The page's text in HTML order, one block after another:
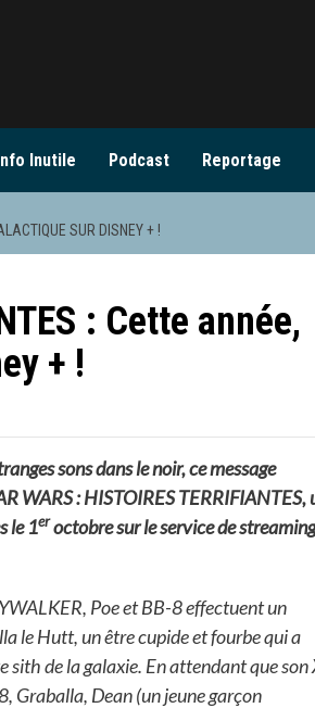
Inutile Podcast Reportage
SUR DISNEY + !
: Cette année,
+ !
sons dans le noir, ce message
WARS : HISTOIRES TERRIFIANTES,
le 1eroctobre sur le service de
Poe et BB-8 effectuent un
le Hutt, un être cupide et fourbe qui a
sith de la galaxie. En attendant que son
Graballa, Dean (un jeune garçon